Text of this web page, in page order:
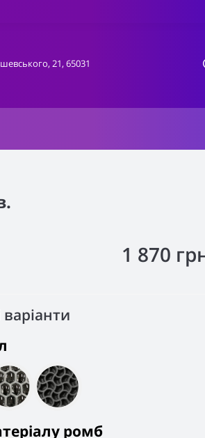
21, 65031
1 870
ромб